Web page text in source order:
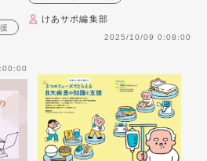
けあサポ編集部
2025/10/09 0:08:00